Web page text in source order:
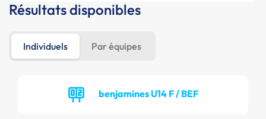
Résultats disponibles
Individuels Par équipes
benjamines U14 F / BEF